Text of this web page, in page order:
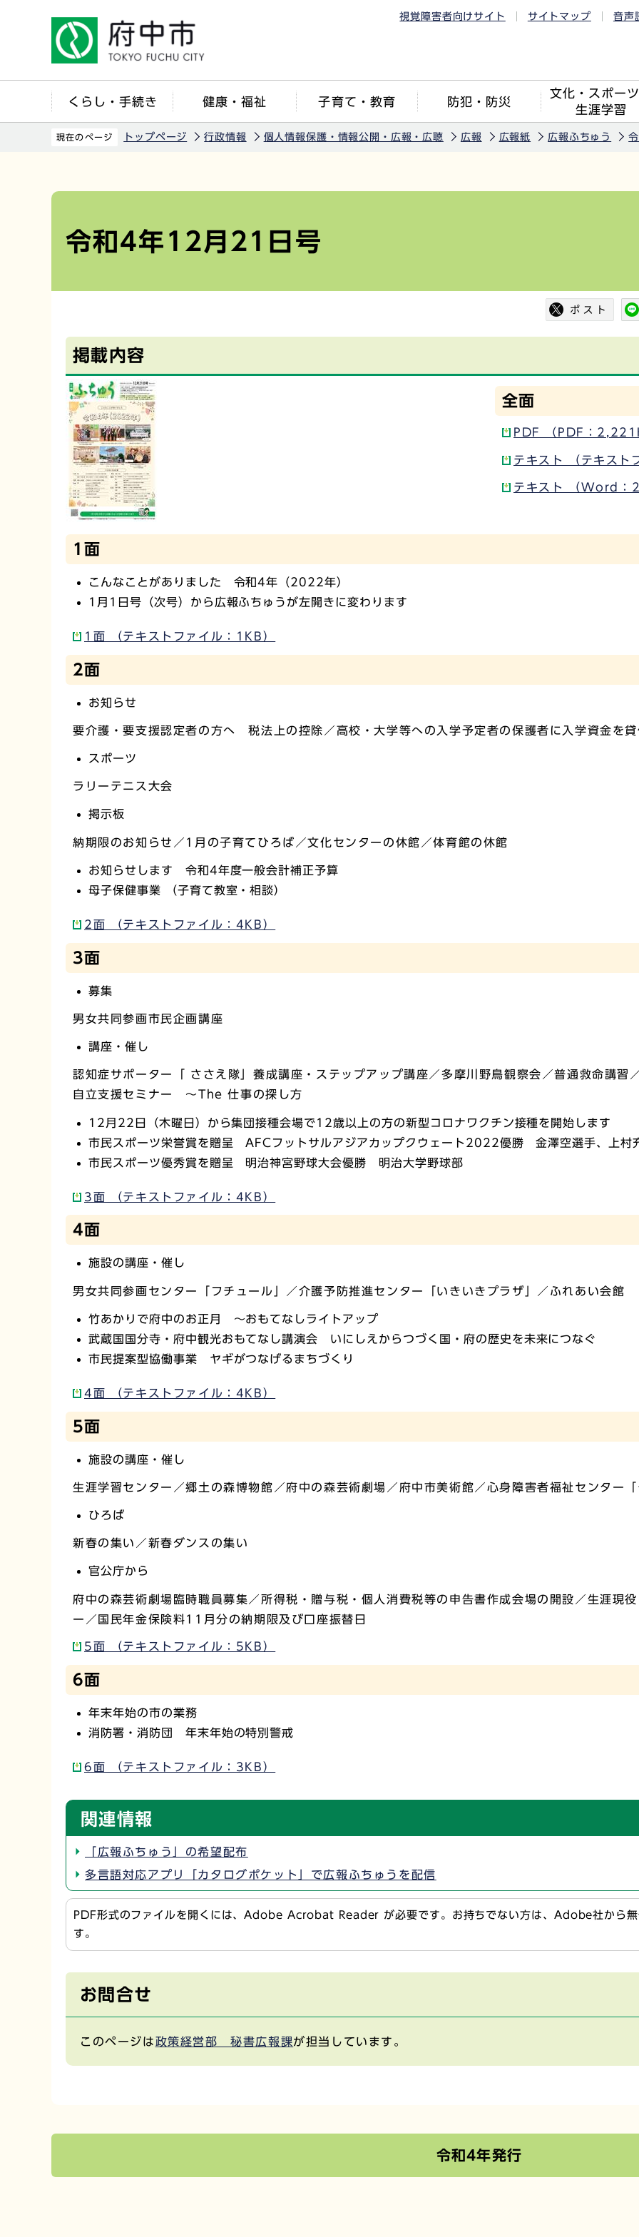
視覚障害者向けサイト サイトマップ 音声
くらし・手続き 健康・福祉 子育て・教育 防犯・防災
文化・スポー
生涯学習
現在のページ トップページ 行政情報 個人情報保護・情報公開・広報・広聴 広報 広報紙 広報ふちゅう
令和4年12月21日号
掲載内容
全面
PDF （PDF：
テキスト （テキスト
テキスト （Word：
1面
こんなことがありました 令和4年（2022年）
1月1日号（次号）から広報ふちゅうが左開きに変わります
1面 （テキストファイル：1KB）
2面
お知らせ
要介護・要支援認定者の方へ 税法上の控除／高校・大学等への入学予定者の保護者に入学資金を
スポーツ
ラリーテニス大会
掲示板
納期限のお知らせ／1月の子育てひろば／文化センターの休館／体育館の休館
お知らせします 令和4年度一般会計補正予算
母子保健事業 （子育て教室・相談）
2面 （テキストファイル：4KB）
3面
募集
男女共同参画市民企画講座
講座・催し
認知症サポーター「 ささえ隊」養成講座・ステップアップ講座／多摩川野鳥観察会／普通救命講習
自立支援セミナー ～The 仕事の探し方
12月22日（木曜日）から集団接種会場で12歳以上の方の新型コロナワクチン接種を開始します
市民スポーツ栄誉賞を贈呈 AFCフットサルアジアカップクウェート2022優勝 金澤空選手、上村
市民スポーツ優秀賞を贈呈 明治神宮野球大会優勝 明治大学野球部
3面 （テキストファイル：4KB）
4面
施設の講座・催し
男女共同参画センター「フチュール」／介護予防推進センター「いきいきプラザ」／ふれあい会館
竹あかりで府中のお正月 ～おもてなしライトアップ
武蔵国国分寺・府中観光おもてなし講演会 いにしえからつづく国・府の歴史を未来につなぐ
市民提案型協働事業 ヤギがつなげるまちづくり
4面 （テキストファイル：4KB）
5面
施設の講座・催し
生涯学習センター／郷土の森博物館／府中の森芸術劇場／府中市美術館／心身障害者福祉センター
ひろば
新春の集い／新春ダンスの集い
官公庁から
府中の森芸術劇場臨時職員募集／所得税・贈与税・個人消費税等の申告書作成会場の開設／生涯現
ー／国民年金保険料11月分の納期限及び口座振替日
5面 （テキストファイル：5KB）
6面
年末年始の市の業務
消防署・消防団 年末年始の特別警戒
6面 （テキストファイル：3KB）
関連情報
「広報ふちゅう」の希望配布
多言語対応アプリ「カタログポケット」で広報ふちゅうを配信
PDF形式のファイルを開くには、Adobe Acrobat Reader が必要です。お持ちでない方は、Adobe社から無
す。
お問合せ
このページは政策経営部 秘書広報課が担当しています。
令和4年発行